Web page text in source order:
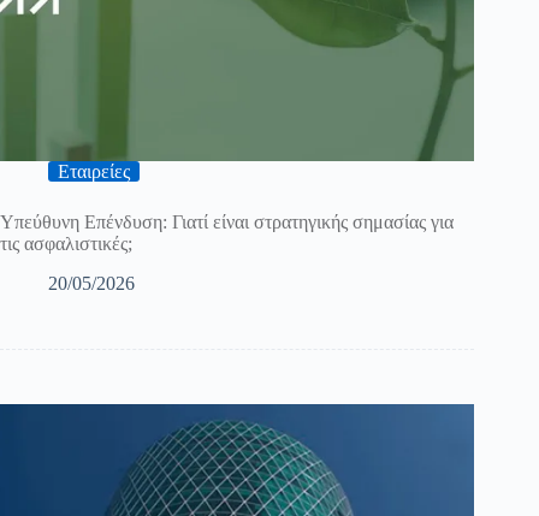
Εταιρείες
Υπεύθυνη Επένδυση: Γιατί είναι στρατηγικής σημασίας για
τις ασφαλιστικές;
20/05/2026